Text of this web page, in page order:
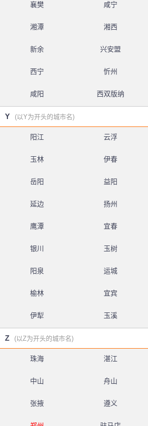
襄樊 咸宁
湘潭 湘西
新余 兴安盟
西宁 忻州
咸阳 西双版纳
Y (以Y为开头的城市名)
阳江 云浮
玉林 伊春
岳阳 益阳
延边 扬州
鹰潭 宜春
银川 玉树
阳泉 运城
榆林 宜宾
伊犁 玉溪
Z (以Z为开头的城市名)
珠海 湛江
中山 舟山
张掖 遵义